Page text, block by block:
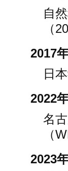
自
（
2017
日
2022
名
（
2023